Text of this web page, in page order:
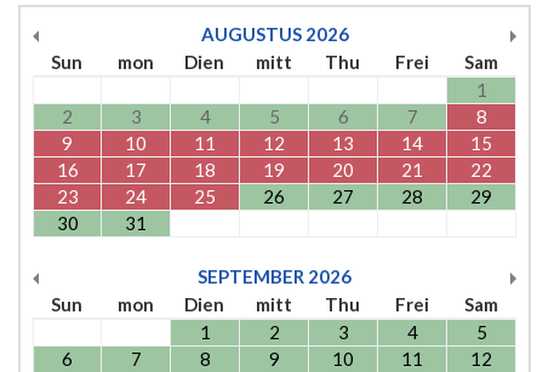
AUGUSTUS 2026
Sun
mon Dien mitt Thu Frei
Sam
1
2
3 4 5 6 7
8
9
10 11 12 13 14
15
16
17 18 19 20 21
22
23
24 25 26 27 28
29
30
31
SEPTEMBER 2026
Sun
mon Dien mitt Thu Frei
Sam
1
2 3 4
5
6
7 8 9 10 11
12